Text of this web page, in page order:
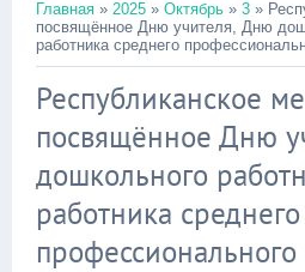
Главная » 2025 » Октябрь » 3 »
посвящённое Дню учителя, Дню
работника среднего
Республиканское
посвящённое Дню
дошкольного
работника среднего